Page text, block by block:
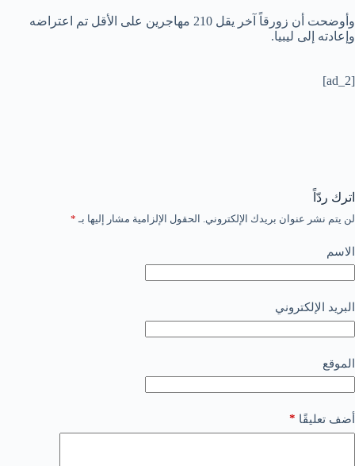
وأوضحت أن زورقاً آخر يقل 210 مهاجرين على الأقل تم اعتراضه
وإعادته إلى ليبيا.
[ad_2]
اترك ردّاً
لن يتم نشر عنوان بريدك الإلكتروني. الحقول الإلزامية مشار إليها بـ *
الاسم
البريد الإلكتروني
الموقع
أضف تعليقًا *